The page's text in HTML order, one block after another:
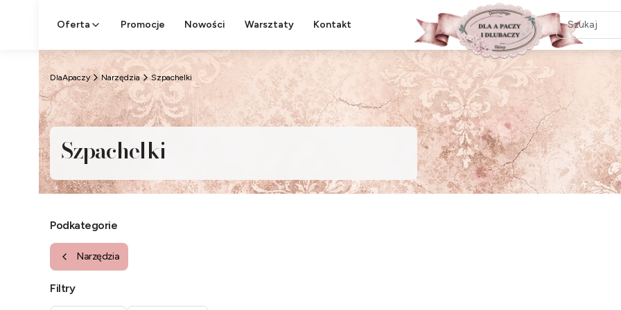
Oferta Promocje Nowości Warsztaty Kontakt
DlaApaczy Narzędzia Szpachelki
Szpachelki
Podkategorie
Narzędzia
Filtry